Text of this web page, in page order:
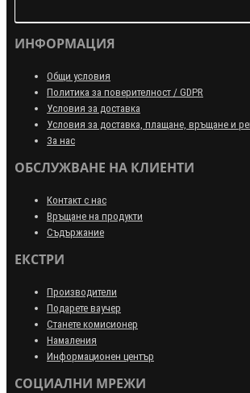
ИНФОРМАЦИЯ
Общи условия
Политика за поверителност / GDPR
Условия за доставка
Условия за доставка, плащане, връщане и
За нас
ОБСЛУЖВАНЕ НА КЛИЕНТИ
Контакт с нас
Връщане на продукти
Съдържание
ЕКСТРИ
Производители
Подарете ваучер
Станете комисионер
Намаления
Информационен център
СОЦИАЛНИ МРЕЖИ